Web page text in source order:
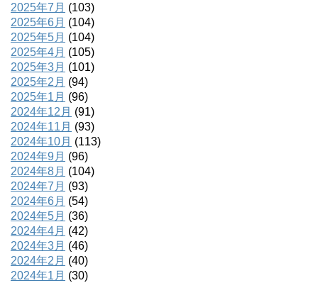
2025年7月 (103)
2025年6月 (104)
2025年5月 (104)
2025年4月 (105)
2025年3月 (101)
2025年2月 (94)
2025年1月 (96)
2024年12月 (91)
2024年11月 (93)
2024年10月 (113)
2024年9月 (96)
2024年8月 (104)
2024年7月 (93)
2024年6月 (54)
2024年5月 (36)
2024年4月 (42)
2024年3月 (46)
2024年2月 (40)
2024年1月 (30)